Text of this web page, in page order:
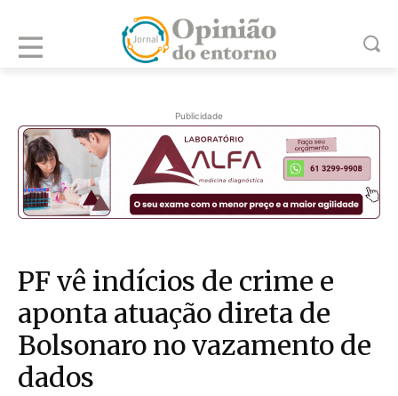
Publicidade
PF vê indícios de crime e
aponta atuação direta de
Bolsonaro no vazamento de
dados